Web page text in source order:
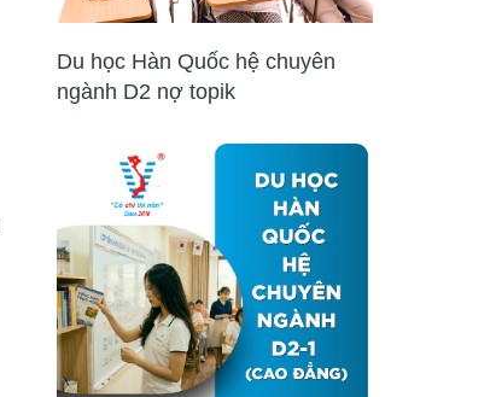
Du học Hàn Quốc hệ chuyên
ngành D2 nợ topik